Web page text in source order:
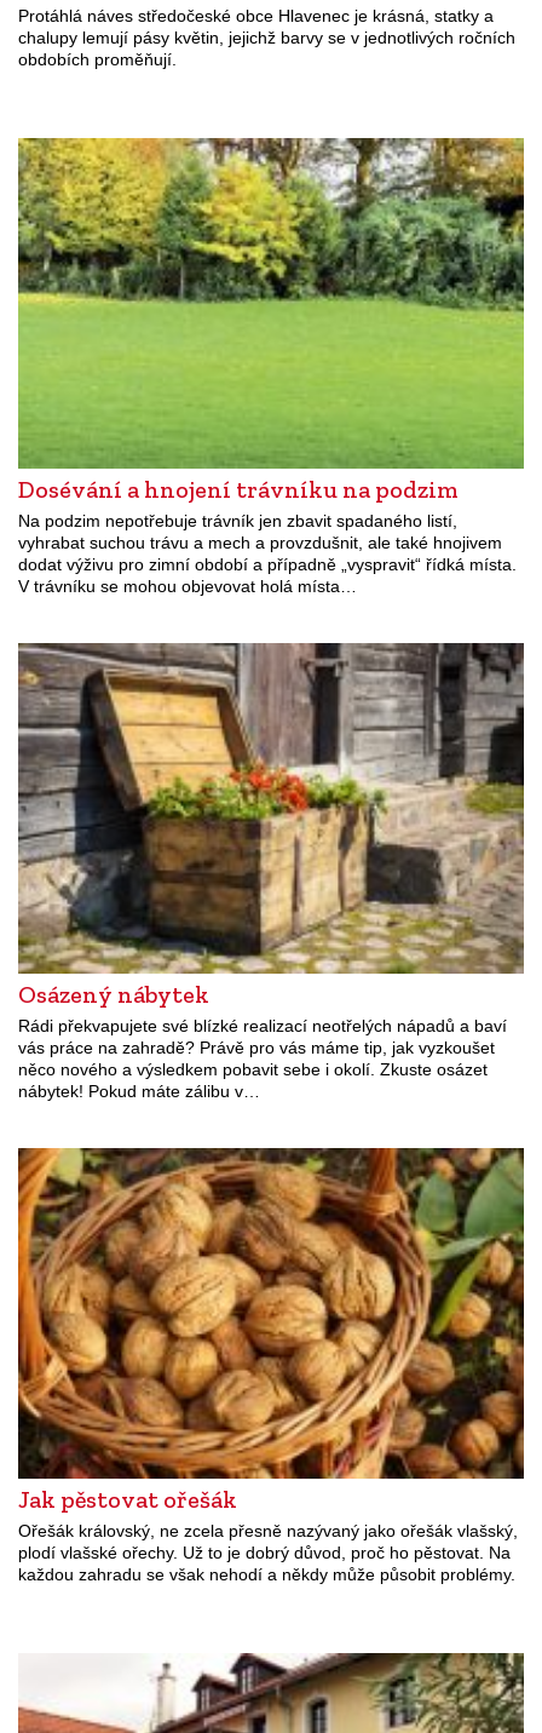
Protáhlá náves středočeské obce Hlavenec je krásná, statky a
chalupy lemují pásy květin, jejichž barvy se v jednotlivých ročních
obdobích proměňují.
Dosévání a hnojení trávníku na podzim
Na podzim nepotřebuje trávník jen zbavit spadaného listí,
vyhrabat suchou trávu a mech a provzdušnit, ale také hnojivem
dodat výživu pro zimní období a případně „vyspravit“ řídká místa.
V trávníku se mohou objevovat holá místa…
Osázený nábytek
Rádi překvapujete své blízké realizací neotřelých nápadů a baví
vás práce na zahradě? Právě pro vás máme tip, jak vyzkoušet
něco nového a výsledkem pobavit sebe i okolí. Zkuste osázet
nábytek! Pokud máte zálibu v…
Jak pěstovat ořešák
Ořešák královský, ne zcela přesně nazývaný jako ořešák vlašský,
plodí vlašské ořechy. Už to je dobrý důvod, proč ho pěstovat. Na
každou zahradu se však nehodí a někdy může působit problémy.